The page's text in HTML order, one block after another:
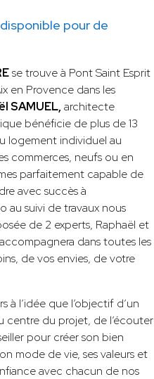
disponible pour de
se trouve à Pont Saint Esprit
en Provence dans les
SAMUEL, architecte
bénéficie de plus de 13
logement individuel au
commerces, neufs ou en
parfaitement capable de
avec succès à
au suivi de travaux nous
de 2 experts, Raphaël et
dans toutes les
de vos envies, de votre
à l’idée que l’objectif d’un
centre du projet, de l’écouter
pour créer son bien
mode de vie, ses valeurs et
avec chacun de nos